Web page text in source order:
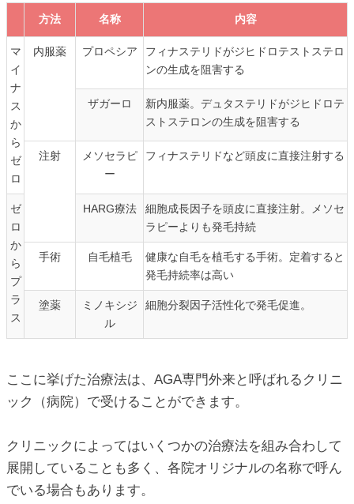
方法 名称 内容
マ
イ
ナ
ス
か
ら
ゼ
ロ
内服薬 プロペシア
フィナステリドがジヒドロテストステロ
ンの生成を阻害する
ザガーロ
新内服薬。デュタステリドがジヒドロテ
ストステロンの生成を阻害する
注射
メソセラピ
ー
フィナステリドなど頭皮に直接注射する
ゼ
ロ
か
ら
プ
ラ
ス
HARG療法
細胞成長因子を頭皮に直接注射。メソセ
ラピーよりも発毛持続
手術 自毛植毛
健康な自毛を植毛する手術。定着すると
発毛持続率は高い
塗薬
ミノキシジ
ル
細胞分裂因子活性化で発毛促進。
ここに挙げた治療法は、AGA専門外来と呼ばれるクリニ
ック（病院）で受けることができます。
クリニックによってはいくつかの治療法を組み合わして
展開していることも多く、各院オリジナルの名称で呼ん
でいる場合もあります。